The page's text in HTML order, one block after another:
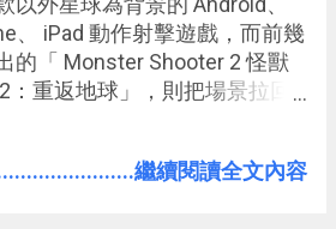
、 iPad 動作射擊遊戲，而前幾
的「 Monster Shooter 2 怪獸
：重返地球」，則把場景拉回
你可以和好友一起阻擋世界浩
繼續閱讀全文內容